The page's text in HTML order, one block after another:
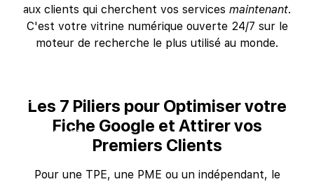
aux clients qui cherchent vos services maintenant.
C'est votre vitrine numérique ouverte 24/7 sur le
moteur de recherche le plus utilisé au monde.
Les 7 Piliers pour Optimiser votre
Fiche Google et Attirer vos
Premiers Clients
Pour une TPE, une PME ou un indépendant, le